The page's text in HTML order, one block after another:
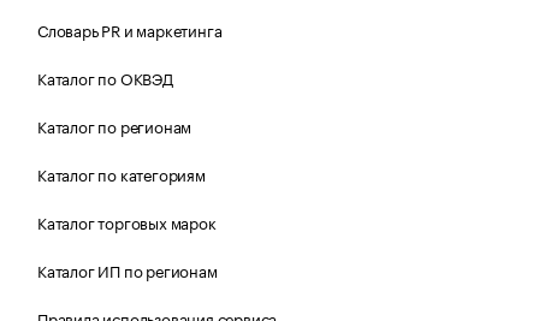
Словарь PR и маркетинга
Каталог по ОКВЭД
Каталог по регионам
Каталог по категориям
Каталог торговых марок
Каталог ИП по регионам